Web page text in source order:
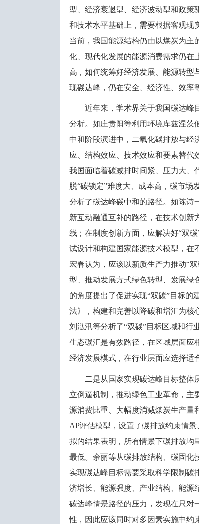
型、经济衰退型、经济波动型和政策
和技术水平基础上，需要根据客观现
当前，我国能源结构仍由以煤炭为主
化、现代化发展的能源消费需求仍在
高，如何统筹好经济发展、能源转型
现碳达峰，仍在安全、经济性、效率
近年来，学术界关于我国碳达峰
分析。如庄贵阳等利用环境库兹涅茨
中和阶段演进中，二氧化碳排放与经
应、结构效应、技术效应和要素替代
我国面临着碳减排时间紧、压力大、
脱“碳锁定”难度大、成本高，碳市
分析了碳达峰碳中和的路径。如陈诗
新互动融通互补的路径，在技术创新
线；在制度创新方面，应解决好“双
试设计和构建国家能源技术模型，在
宏春认为，应该以新质生产力推动“
型、推动发展方式绿色转型、发展绿
的角度提出了促进实现“双碳”目标的
法》，构建和完善以降碳和增汇为核
刘泓汛等分析了“双碳”目标区域和行
生态碳汇是有效路径，在区域层面应
经济发展模式，在行业层面应选择适
二是从国家实现碳达峰目标整体
立倒逼机制，推动绿色工业革命，主
源消费比重、大幅度消减煤炭生产量
AP评估模型，设置了碳排放约束情
拟的结果表明，所有情景下碳排放均
最低。余丽等从碳排放结构、碳固化
实现碳达峰目标需要采取科学限制碳
济增长、能源强度、产业结构、能源
碳达峰情景路径的压力，发现在只对
性，因此应该同时对多因素实施中约